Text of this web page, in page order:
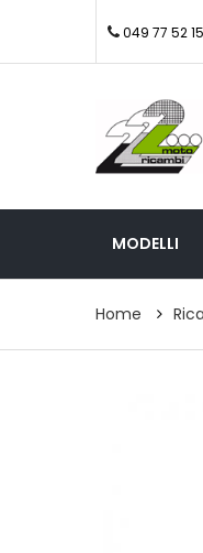
049 77 52 15
MODELLI
Home